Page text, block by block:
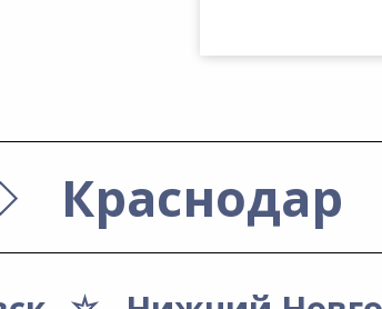
Краснодар